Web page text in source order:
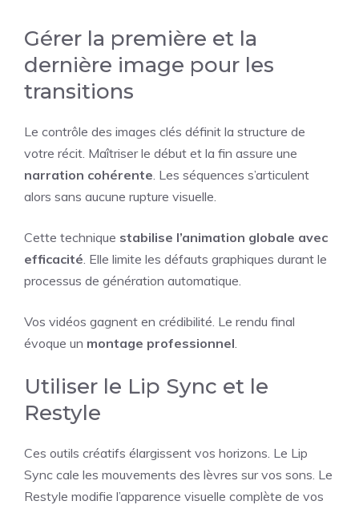
Gérer la première et la
dernière image pour les
transitions
Le contrôle des images clés définit la structure de
votre récit. Maîtriser le début et la fin assure une
narration cohérente. Les séquences s’articulent
alors sans aucune rupture visuelle.
Cette technique stabilise l’animation globale avec
efficacité. Elle limite les défauts graphiques durant le
processus de génération automatique.
Vos vidéos gagnent en crédibilité. Le rendu final
évoque un montage professionnel.
Utiliser le Lip Sync et le
Restyle
Ces outils créatifs élargissent vos horizons. Le Lip
Sync cale les mouvements des lèvres sur vos sons. Le
Restyle modifie l’apparence visuelle complète de vos